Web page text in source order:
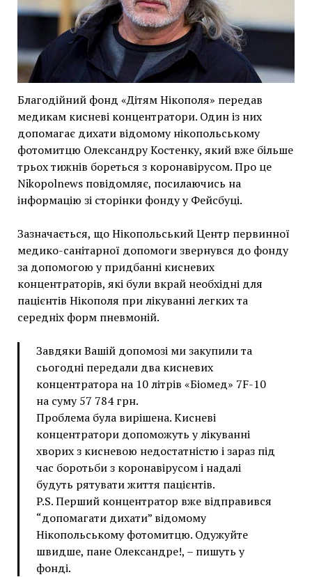
Благодійний фонд «Дітям Нікополя» передав
медикам кисневі концентратори. Один із них
допомагає дихати відомому нікопольському
фотомитцю Олександру Костенку, який вже більше
трьох тижнів бореться з коронавірусом. Про це
Nikopolnews повідомляє, посилаючись на
інформацію зі сторінки фонду у Фейсбуці.
Зазначається, що Нікопольський Центр первинної
медико-санітарної допомоги звернувся до фонду
за допомогою у придбанні кисневих
концентраторів, які були вкрай необхідні для
пацієнтів Нікополя при лікуванні легких та
середніх форм пневмоній.
Завдяки Вашій допомозі ми закупили та
сьогодні передали два кисневих
концентратора на 10 літрів «Біомед» 7F-10
на суму 57 784 грн.
Проблема була вирішена. Кисневі
концентратори допоможуть у лікуванні
хворих з кисневою недостатністю і зараз під
час боротьби з коронавірусом і надалі
будуть рятувати життя пацієнтів.
P.S. Перший концентратор вже відправився
“допомагати дихати” відомому
Нікопольському фотомитцю. Одужуйте
швидше, пане Олександре!, – пишуть у
фонді.